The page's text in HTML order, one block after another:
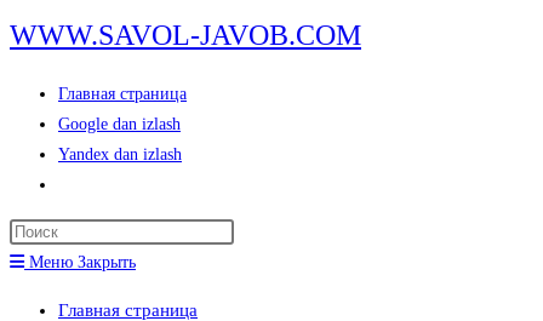
Перейти
к
содержимому
WWW.SAVOL-JAVOB.COM
Главная страница
Google dan izlash
Yandex dan izlash
по
веб-
сайту
Меню Закрыть
Главная страница